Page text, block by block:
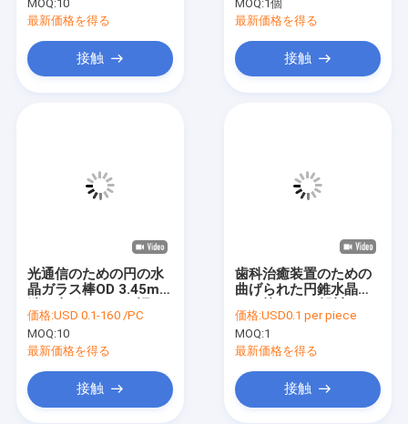
ビデオ
工場 ツアー
品質管理
連絡 ください
MOQ:10
最新価格を得る
接触
MOQ:1個
最新価格を得る
接触
光通信のための円の水
晶ガラス棒OD 3.45mm
価格:USD 0.1-160 /PC
MOQ:10
最新価格を得る
接触
歯科治癒装置のための
曲げられた円錐水晶ガ
価格:USD0.1 per piece
MOQ:1
最新価格を得る
接触